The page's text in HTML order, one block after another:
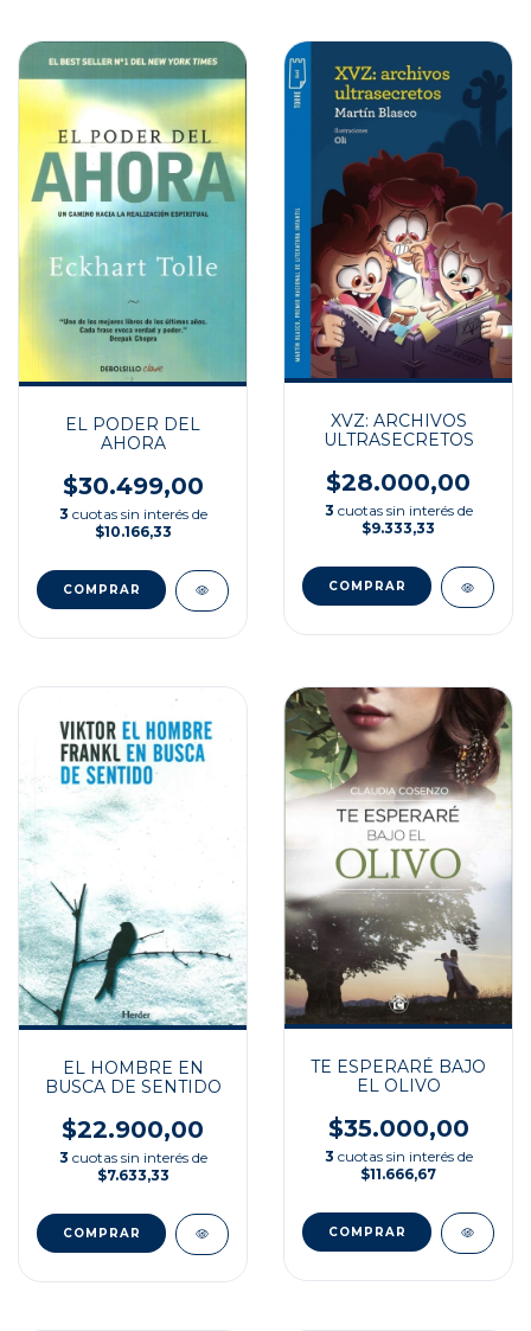
EL PODER DEL
AHORA
$30.499,00
3 cuotas sin interés de
$10.166,33
XVZ: ARCHIVOS
ULTRASECRETOS
$28.000,00
3 cuotas sin interés de
$9.333,33
EL HOMBRE EN
BUSCA DE SENTIDO
$22.900,00
3 cuotas sin interés de
$7.633,33
TE ESPERARÉ BAJO
EL OLIVO
$35.000,00
3 cuotas sin interés de
$11.666,67